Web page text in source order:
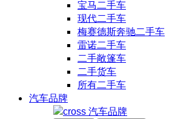
宝马二手车
现代二手车
梅赛德斯奔驰二手车
雷诺二手车
二手敞篷车
二手货车
所有二手车
汽车品牌
汽车品牌